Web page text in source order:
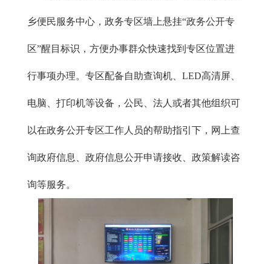
乡便民服务中心，政务专区墙上悬挂“政务公开专
区”醒目标识，方便办事群众快速找到专区位置进
行事项办理。专区配备自助查询机、LED高清屏、
电脑、打印机等设备，公民、法人或者其他组织可
以在政务公开专区工作人员的帮助指引下，网上查
询政府信息、政府信息公开申请接收、政策解读咨
询等服务。